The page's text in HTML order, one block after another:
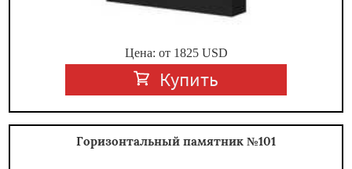
Цена: от 1825USD
Купить
Горизонтальный памятник №101